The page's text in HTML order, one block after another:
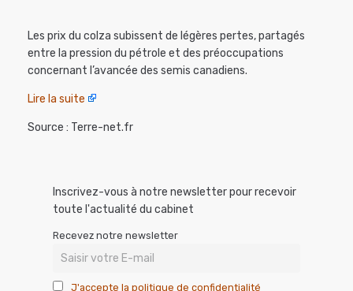
Les prix du colza subissent de légères pertes, partagés
entre la pression du pétrole et des préoccupations
concernant l’avancée des semis canadiens.
Lire la suite
Source : Terre-net.fr
Inscrivez-vous à notre newsletter pour recevoir
toute l'actualité du cabinet
Recevez notre newsletter
J'accepte la politique de confidentialité